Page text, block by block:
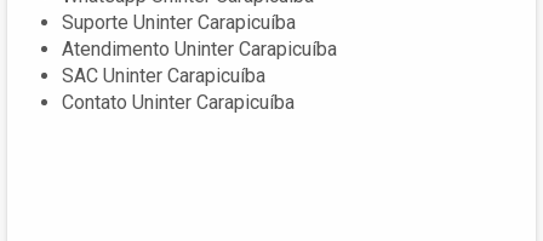
Suporte Uninter Carapicuíba
Atendimento Uninter Carapicuíba
SAC Uninter Carapicuíba
Contato Uninter Carapicuíba